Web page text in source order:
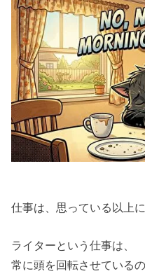
仕事は、思っている以上
ライターという仕事は、
常に頭を回転させているの